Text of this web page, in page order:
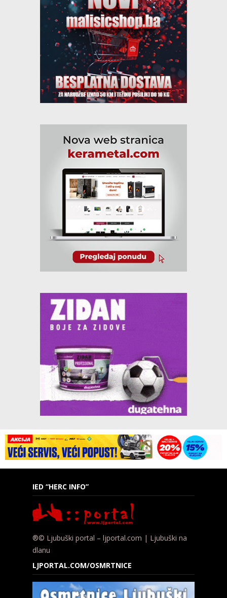
IED “HERC INFO”
®© Ljubuški portal – ljportal.com | Ljubuški na
dlanu
LJPORTAL.COM/OSMRTNICE